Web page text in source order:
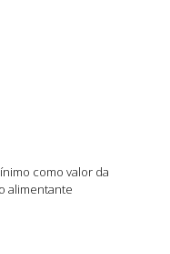
como valor da
alimentante